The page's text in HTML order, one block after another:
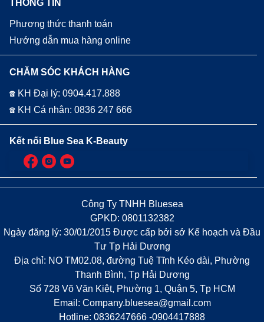
THÔNG TIN
Phương thức thanh toán
Hướng dẫn mua hàng online
CHĂM SÓC KHÁCH HÀNG
☎ KH Đại lý: 0904.417.888
☎ KH Cá nhân: 0836 247 666
Kết nối Blue Sea K-Beauty
Công Ty TNHH Bluesea
GPKD: 0801132382
Ngày đăng lý: 30/01/2015 Được cấp bởi sở Kế hoạch và Đầu
Tư Tp Hải Dương
Địa chỉ: NO TM02.08, đường Tuệ Tĩnh Kéo dài, Phường
Thanh Bình, Tp Hải Dương
Số 728 Võ Văn Kiệt, Phường 1, Quận 5, Tp HCM
Email: Company.bluesea@gmail.com
Hotline: 0836247666 -0904417888